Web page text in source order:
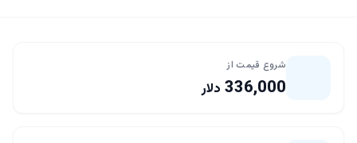
شروع قیمت از
336,000 دلار